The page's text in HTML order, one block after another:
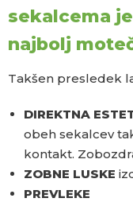
sekalcema
najbolj
Takšen presledek
DIREKTNA
obeh sekalcev
kontakt.
ZOBNE LUSKE
PREVLEKE